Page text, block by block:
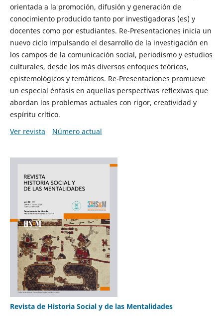
orientada a la promoción, difusión y generación de
conocimiento producido tanto por investigadoras (es) y
docentes como por estudiantes. Re-Presentaciones inicia un
nuevo ciclo impulsando el desarrollo de la investigación en
los campos de la comunicación social, periodismo y estudios
culturales, desde los más diversos enfoques teóricos,
epistemológicos y temáticos. Re-Presentaciones promueve
un especial énfasis en aquellas perspectivas reflexivas que
abordan los problemas actuales con rigor, creatividad y
espíritu crítico.
Ver revista
Número actual
Revista de Historia Social y de las Mentalidades